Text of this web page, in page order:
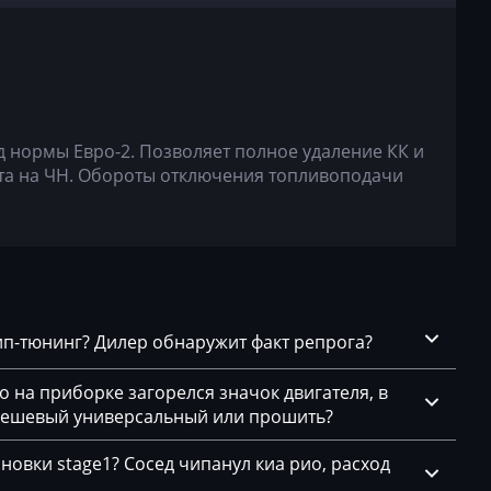
Евро-2. Позволяет полное удаление КК и
на ЧН. Обороты отключения топливоподачи
тюнинг? Дилер обнаружит факт репрога?
приборке загорелся значок двигателя, в
универсальный или прошить?
stage1? Сосед чипанул киа рио, расход